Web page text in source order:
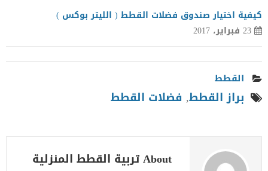
كيفية اختيار صندوق فضلات القطط ( الليتر بوكس )
23 فبراير، 2017
القطط
براز القطط, فضلات القطط
About تربية القطط المنزلية